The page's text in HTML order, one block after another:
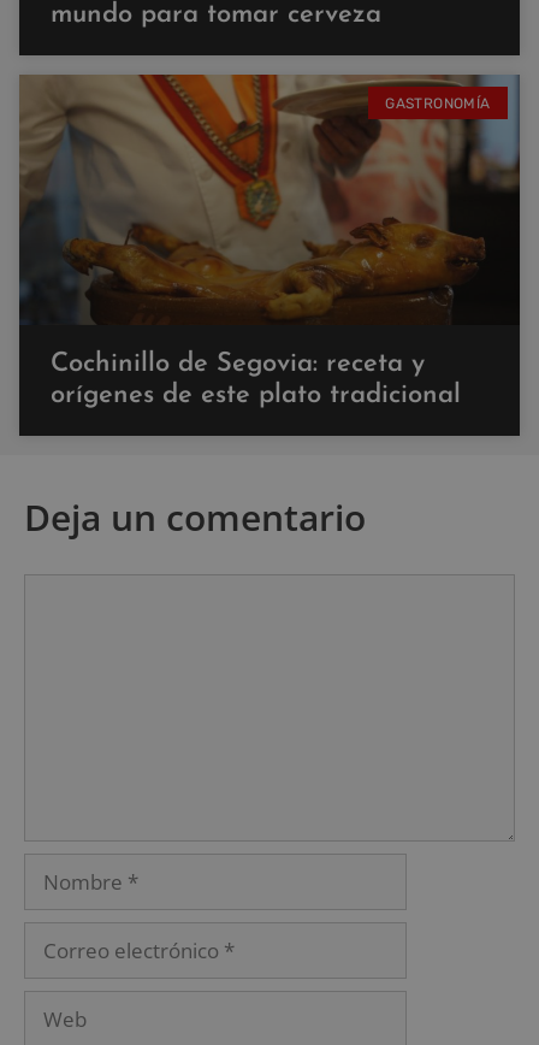
mundo para tomar cerveza
GASTRONOMÍA
Cochinillo de Segovia: receta y
orígenes de este plato tradicional
Deja un comentario